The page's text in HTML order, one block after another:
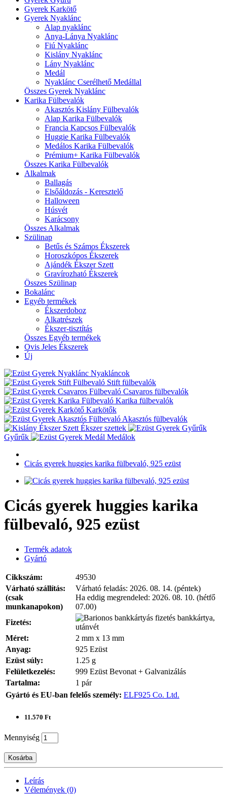
Gyerek Karkötő
Gyerek Nyaklánc
Alap nyaklánc
Anya-Lánya Nyaklánc
Fiú Nyaklánc
Kislány Nyaklánc
Lány Nyaklánc
Medál
Nyaklánc Cserélhető Medállal
Összes Gyerek Nyaklánc
Karika Fülbevalók
Akasztós Kislány Fülbevalók
Alap Karika Fülbevalók
Francia Kapcsos Fülbevalók
Huggie Karika Fülbevalók
Medálos Karika Fülbevalók
Prémium+ Karika Fülbevalók
Összes Karika Fülbevalók
Alkalmak
Ballagás
Elsőáldozás - Keresztelő
Halloween
Húsvét
Karácsony
Összes Alkalmak
Szülinap
Betűs és Számos Ékszerek
Horoszkópos Ékszerek
Ajándék Ékszer Szett
Gravírozható Ékszerek
Összes Szülinap
Bokalánc
Egyéb termékek
Ékszerdoboz
Alkatrészek
Ékszer-tisztítás
Összes Egyéb termékek
Ovis Jeles Ékszerek
Új
Nyakláncok
Stift fülbevalók
Csavaros fülbevalók
Karika fülbevalók
Karkötők
Akasztós fülbevalók
Ékszer szettek
Gyűrűk
Medálok
Cicás gyerek huggies karika fülbevaló, 925 ezüst
Cicás gyerek huggies karika
fülbevaló, 925 ezüst
Termék adatok
Gyártó
Cikkszám:
49530
Várható szállítás:
(csak
munkanapokon)
Várható feladás: 2026. 08. 14. (péntek)
Ha eddig megrendeled: 2026. 08. 10. (hétfő
07.00)
Fizetés:
bankkártya,
utánvét
Méret:
2 mm x 13 mm
Anyag:
925 Ezüst
Ezüst súly:
1.25 g
Felületkezelés:
999 Ezüst Bevonat + Galvanizálás
Tartalma:
1 pár
Gyártó és EU-ban felelős személy: ELF925 Co. Ltd.
11.570 Ft
Mennyiség
Kosárba
Leírás
Vélemények (0)